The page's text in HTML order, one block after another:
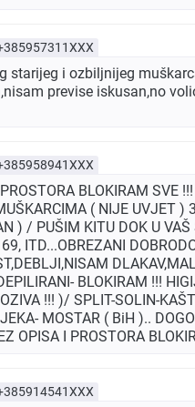
starijeg i ozbiljnijeg
previse iskusan,no
BLOKIRAM SVE
( NIJE UVJET )
) / PUŠIM KITU DOK U
ITD...OBREZANI
BLOKIRAM !!!
!!! )/ SPLIT-SOLIN-
MOSTAR ( BiH )..
OPISA I PROSTORA